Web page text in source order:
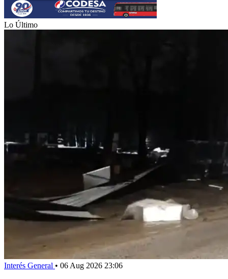
Lo Último
Interés General • 06 Aug 2026 23:06